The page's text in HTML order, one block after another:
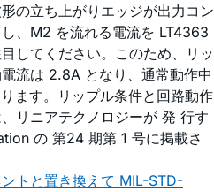
の立ち上がりエッジが出力コン
、M2 を流れる電流を LT4363
してください。このため、リッ
流は 2.8A となり、通常動作中
ます。リップル条件と回路動作
リニアテクノロジーが 発 行す
の 第24 期第 1 号に掲載さ
トと置き換えて MIL-STD-